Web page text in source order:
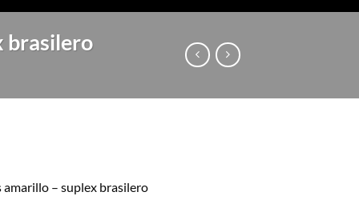
brasilero
amarillo – suplex brasilero